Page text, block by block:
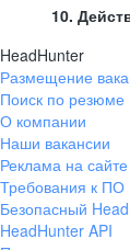
10.
HeadHunter
Размещение
Поиск по резюме
О компании
Наши вакансии
Реклама на сайте
Требования к ПО
Безопасный
HeadHunter API